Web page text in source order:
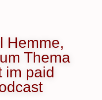
Hemme,
Thema
im paid